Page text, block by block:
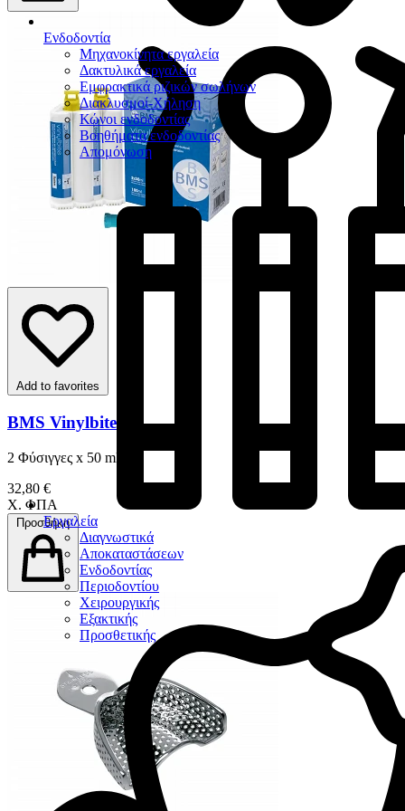
Ενδοδοντία
Μηχανοκίνητα εργαλεία
Δακτυλικά εργαλεία
Εμφρακτικά ριζικών σωλήνων
Διακλυσμοί-Χήληση
Κώνοι ενδοδοντίας
Βοηθήματα ενδοδοντίας
Απομόνωση
Εργαλεία
Διαγνωστικά
Αποκαταστάσεων
Ενδοδοντίας
Περιοδοντίου
Χειρουργικής
Εξακτικής
Προσθετικής
Add to favorites
BMS Vinylbite
2 Φύσιγγες x 50 ml
32,80 €
Χ. ΦΠΑ
Προσθήκη